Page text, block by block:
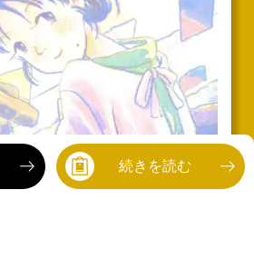
続きを読む